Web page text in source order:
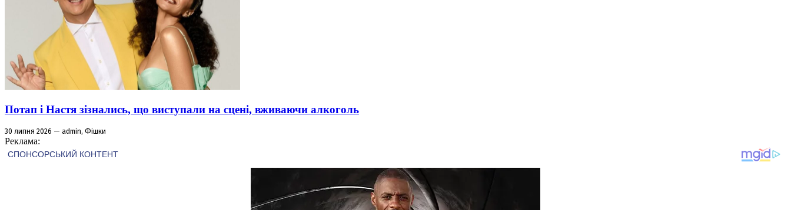
Потап і Настя зізнались, що виступали на сцені, вживаючи алкоголь
30 липня 2026 — admin, Фішки
Реклама: